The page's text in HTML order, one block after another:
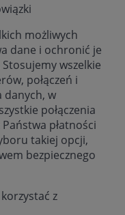
możliwych
dane i ochronić je
wszelkie
połączeń i
danych, w
połączenia
płatności
takiej opcji,
bezpiecznego
z